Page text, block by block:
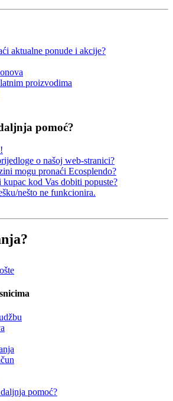
aktualne ponude i akcije?
proizvodima
pomoć?
o našoj web-stranici?
mogu pronaći Ecosplendo?
kod Vas dobiti popuste?
nešto ne funkcionira.
pomoć?